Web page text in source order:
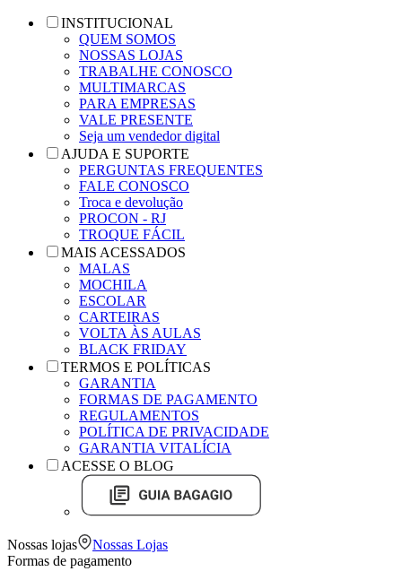
INSTITUCIONAL
QUEM SOMOS
NOSSAS LOJAS
TRABALHE CONOSCO
MULTIMARCAS
PARA EMPRESAS
VALE PRESENTE
Seja um vendedor digital
AJUDA E SUPORTE
PERGUNTAS FREQUENTES
FALE CONOSCO
Troca e devolução
PROCON - RJ
TROQUE FÁCIL
MAIS ACESSADOS
MALAS
MOCHILA
ESCOLAR
CARTEIRAS
VOLTA ÀS AULAS
BLACK FRIDAY
TERMOS E POLÍTICAS
GARANTIA
FORMAS DE PAGAMENTO
REGULAMENTOS
POLÍTICA DE PRIVACIDADE
GARANTIA VITALÍCIA
ACESSE O BLOG
Nossas lojas
Nossas Lojas
Formas de pagamento